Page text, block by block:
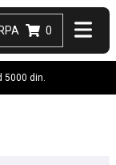
0
5000 din.